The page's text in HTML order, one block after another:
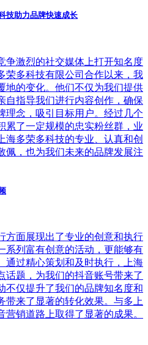
技助力品牌快速成长
争激烈的社交媒体上打开知名度
荣多科技有限公司合作以来，我
地的变化。他们不仅为我们提供
自指导我们进行内容创作，确保
理念，吸引目标用户。经过几个
累了一定规模的忠实粉丝群，业
海多荣多科技的专业、认真和创
佩，也为我们未来的品牌发展注
方面展现出了专业的创意和执行
系列富有创意的活动，更能够有
通过精心策划和及时执行，上海
话题，为我们的抖音账号带来了
不仅提升了我们的品牌知名度和
带来了显著的转化效果。与多上
销道路上取得了显著的成果。